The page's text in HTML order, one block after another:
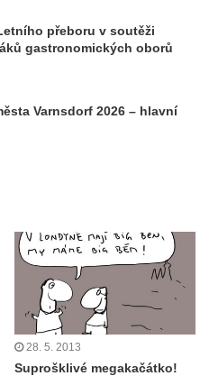
přeboru v soutěži
gastronomických oborů
Varnsdorf 2026 – hlavní
28. 5. 2013
Suprošklivé megakačátko!